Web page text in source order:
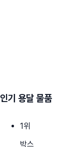
인기 용달 물품
1위
박스